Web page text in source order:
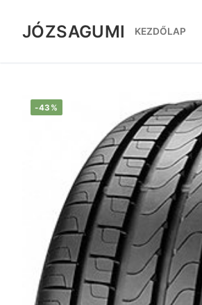
tartalomra
JÓZSAGUMI KEZDŐLAP
-43%